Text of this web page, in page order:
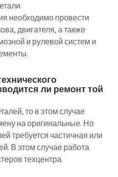
необходимо провести
двигателя, а также
и рулевой систем и
ли ремонт той
то в этом случае
на оригинальные. Но
требуется частичная или
В этом случае работа
техцентра.